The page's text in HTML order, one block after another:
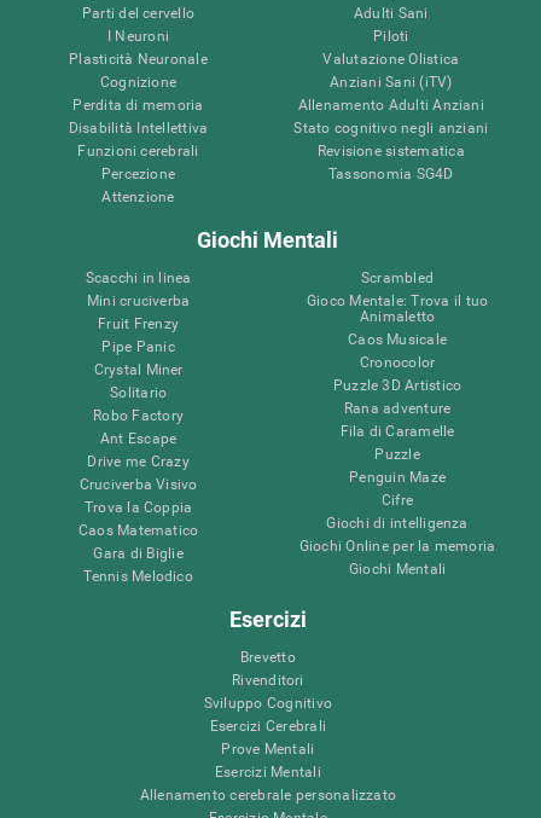
Parti del cervello
I Neuroni
Plasticità Neuronale
Cognizione
Perdita di memoria
Disabilità Intellettiva
Funzioni cerebrali
Percezione
Attenzione
Adulti Sani
Piloti
Valutazione Olistica
Anziani Sani (iTV)
Allenamento Adulti Anziani
Stato cognitivo negli anziani
Revisione sistematica
Tassonomia SG4D
Giochi Mentali
Scacchi in linea
Mini cruciverba
Fruit Frenzy
Pipe Panic
Crystal Miner
Solitario
Robo Factory
Ant Escape
Drive me Crazy
Cruciverba Visivo
Trova la Coppia
Caos Matematico
Gara di Biglie
Tennis Melodico
Scrambled
Gioco Mentale: Trova il tuo
Animaletto
Caos Musicale
Cronocolor
Puzzle 3D Artistico
Rana adventure
Fila di Caramelle
Puzzle
Penguin Maze
Cifre
Giochi di intelligenza
Giochi Online per la memoria
Giochi Mentali
Esercizi
Brevetto
Rivenditori
Sviluppo Cognitivo
Esercizi Cerebrali
Prove Mentali
Esercizi Mentali
Allenamento cerebrale personalizzato